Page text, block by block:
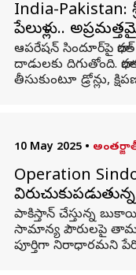
India-Pakistan:
పేలుళ్లు..
ఆపరేషన్ సిందూర్‌పై
దాడులకు దిగుతోంది.
తీసుకుంటూ డ్రోన్లు,
10 May 2025 •
Operation
పాకిస్తాన్‌ చేస్తున్న
సామాన్య పౌరులపై
పూర్తిగా నిరాధారమని